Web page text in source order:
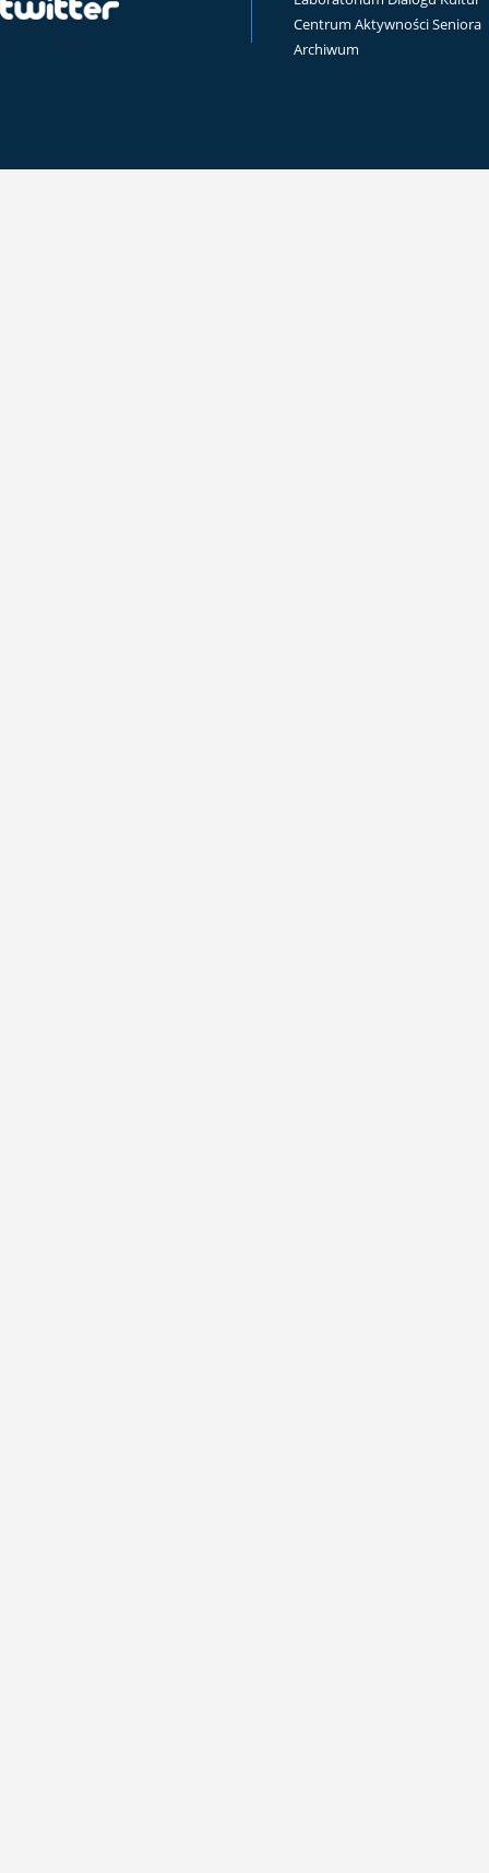
Centrum Aktywności Seniora
Archiwum